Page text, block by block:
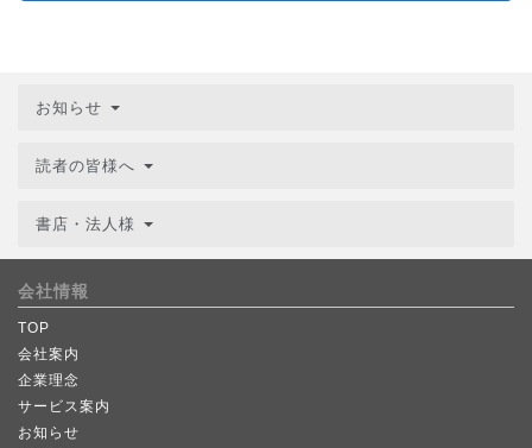
お知らせ
読者の皆様へ
書店・法人様
会社情報
TOP
会社案内
企業理念
サービス案内
お知らせ